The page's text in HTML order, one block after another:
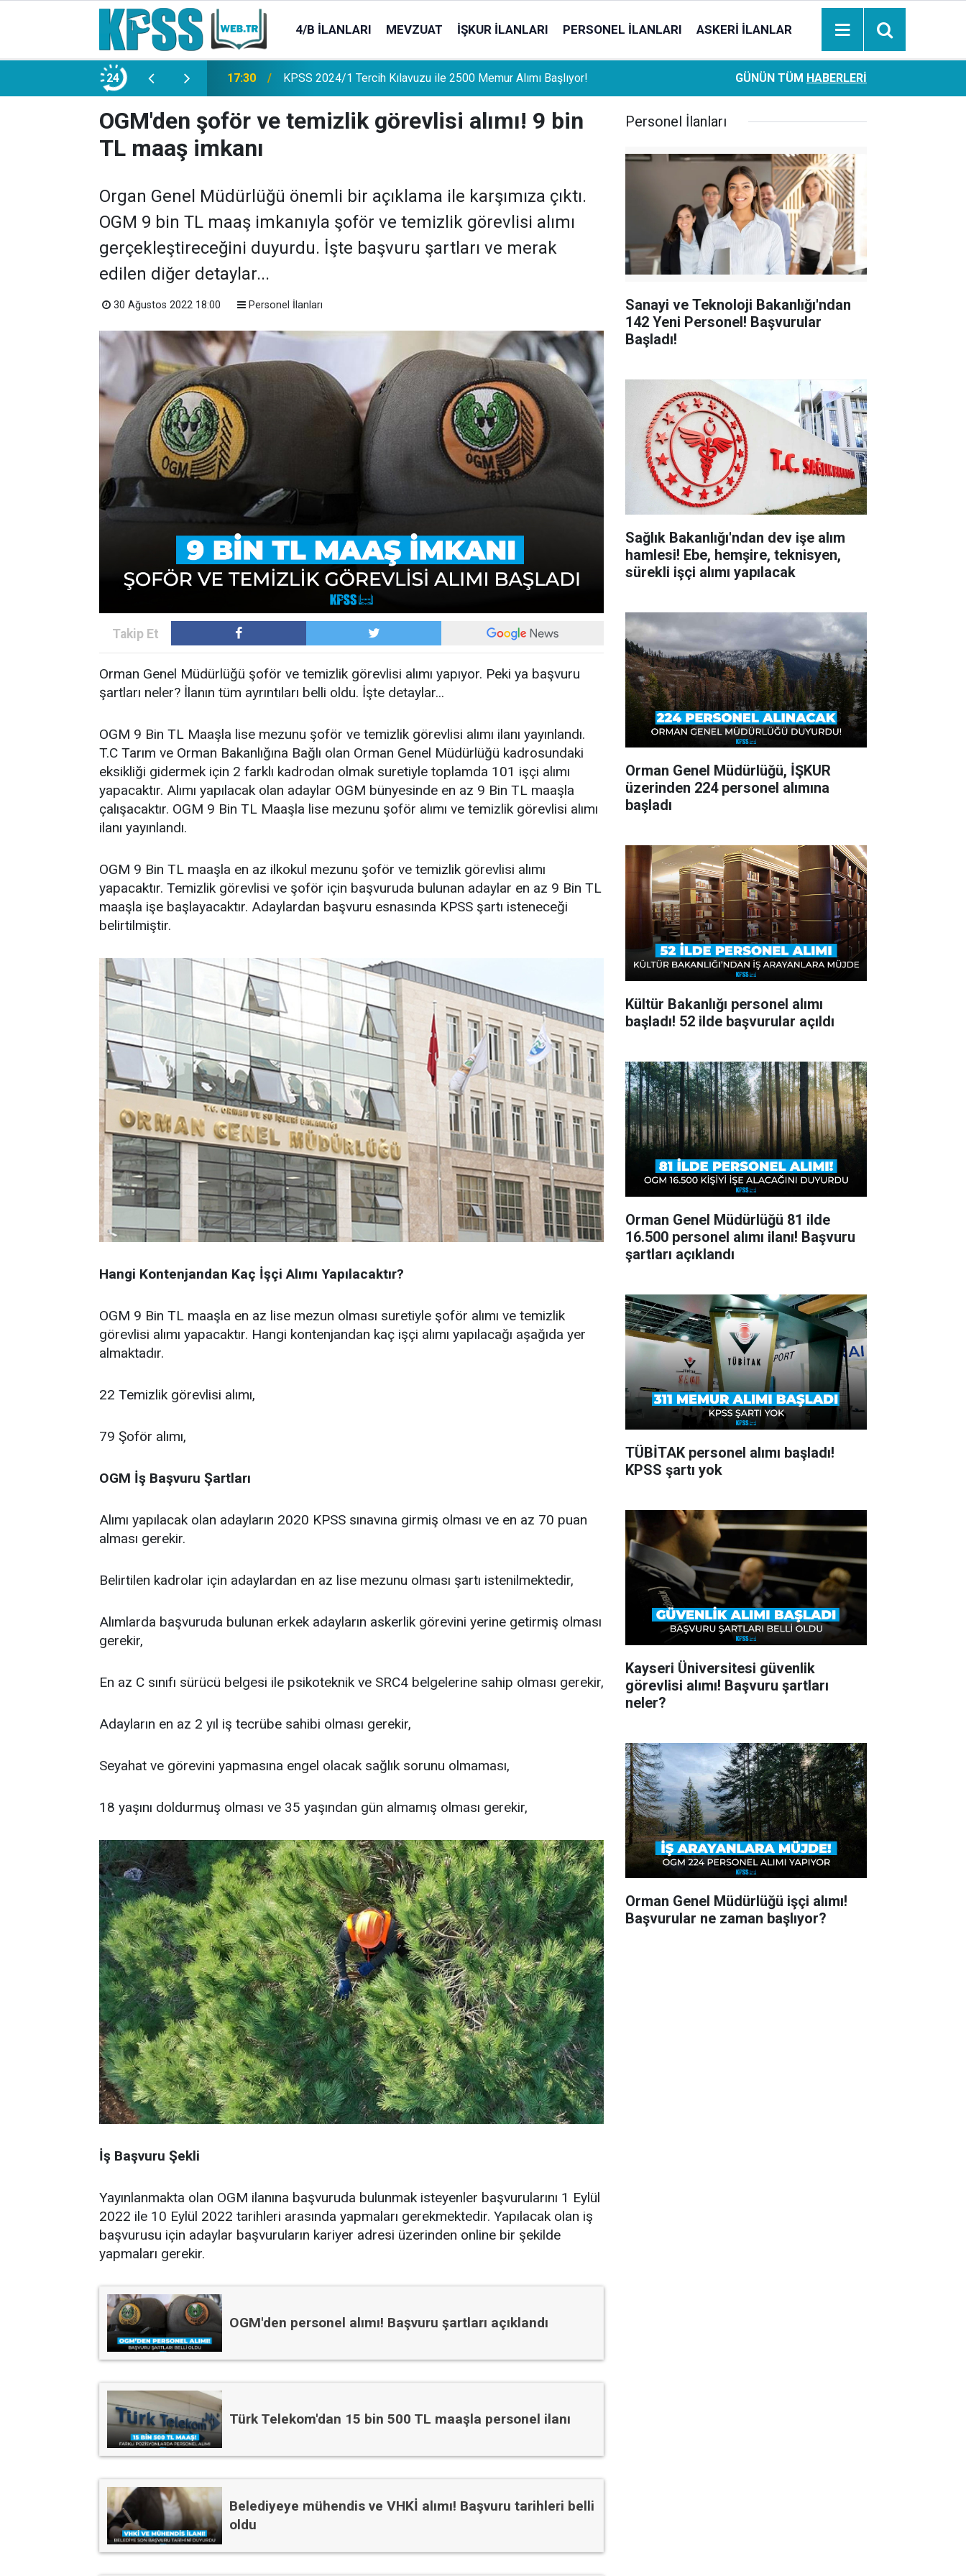
4/B İLANLARI MEVZUAT İŞKUR İLANLARI PERSONEL İLANLARI ASKERI İLANLAR
24
Memur Alımı Başlıyor! 21:20 TL Mevduat Sahipleri İçin Önemli Gelişme: Stopaj Oranları Artıyor!
Ziraat Bankası başvuran emeklilere hemen ödeme
hesaplara geçiyor
GÜNÜN TÜM HABERLERI
OGM'den şoför ve temizlik görevlisi alımı! 9 bin
TL maaş imkanı
Organ Genel Müdürlüğü önemli bir açıklama ile karşımıza çıktı.
OGM 9 bin TL maaş imkanıyla şoför ve temizlik görevlisi alımı
gerçekleştireceğini duyurdu. İşte başvuru şartları ve merak
edilen diğer detaylar...
30 Ağustos 2022 18:00 Personel İlanları
Orman Genel Müdürlüğü şoför ve temizlik görevlisi alımı yapıyor. Peki ya başvuru
şartları neler? İlanın tüm ayrıntıları belli oldu. İşte detaylar...
OGM 9 Bin TL Maaşla lise mezunu şoför ve temizlik görevlisi alımı ilanı yayınlandı.
T.C Tarım ve Orman Bakanlığına Bağlı olan Orman Genel Müdürlüğü kadrosundaki
eksikliği gidermek için 2 farklı kadrodan olmak suretiyle toplamda 101 işçi alımı
yapacaktır. Alımı yapılacak olan adaylar OGM bünyesinde en az 9 Bin TL maaşla
çalışacaktır. OGM 9 Bin TL Maaşla lise mezunu şoför alımı ve temizlik görevlisi alımı
ilanı yayınlandı.
OGM 9 Bin TL maaşla en az ilkokul mezunu şoför ve temizlik görevlisi alımı
yapacaktır. Temizlik görevlisi ve şoför için başvuruda bulunan adaylar en az 9 Bin TL
maaşla işe başlayacaktır. Adaylardan başvuru esnasında KPSS şartı isteneceği
belirtilmiştir.
Hangi Kontenjandan Kaç İşçi Alımı Yapılacaktır?
OGM 9 Bin TL maaşla en az lise mezun olması suretiyle şoför alımı ve temizlik
görevlisi alımı yapacaktır. Hangi kontenjandan kaç işçi alımı yapılacağı aşağıda yer
almaktadır.
22 Temizlik görevlisi alımı,
79 Şoför alımı,
OGM İş Başvuru Şartları
Alımı yapılacak olan adayların 2020 KPSS sınavına girmiş olması ve en az 70 puan
alması gerekir.
Belirtilen kadrolar için adaylardan en az lise mezunu olması şartı istenilmektedir,
Alımlarda başvuruda bulunan erkek adayların askerlik görevini yerine getirmiş olması
gerekir,
En az C sınıfı sürücü belgesi ile psikoteknik ve SRC4 belgelerine sahip olması gerekir,
Adayların en az 2 yıl iş tecrübe sahibi olması gerekir,
Seyahat ve görevini yapmasına engel olacak sağlık sorunu olmaması,
18 yaşını doldurmuş olması ve 35 yaşından gün almamış olması gerekir,
İş Başvuru Şekli
Yayınlanmakta olan OGM ilanına başvuruda bulunmak isteyenler başvurularını 1 Eylül
2022 ile 10 Eylül 2022 tarihleri arasında yapmaları gerekmektedir. Yapılacak olan iş
başvurusu için adaylar başvuruların kariyer adresi üzerinden online bir şekilde
yapmaları gerekir.
OGM'den personel alımı! Başvuru şartları açıklandı
Türk Telekom'dan 15 bin 500 TL maaşla personel ilanı
Belediyeye mühendis ve VHKİ alımı! Başvuru tarihleri belli
oldu
Personel İlanları
Sanayi ve Teknoloji Bakanlığı'ndan
142 Yeni Personel! Başvurular
Başladı!
Sağlık Bakanlığı'ndan dev işe alım
hamlesi! Ebe, hemşire, teknisyen,
sürekli işçi alımı yapılacak
Orman Genel Müdürlüğü, İŞKUR
üzerinden 224 personel alımına
başladı
Kültür Bakanlığı personel alımı
başladı! 52 ilde başvurular açıldı
Orman Genel Müdürlüğü 81 ilde
16.500 personel alımı ilanı! Başvuru
şartları açıklandı
TÜBİTAK personel alımı başladı!
KPSS şartı yok
Kayseri Üniversitesi güvenlik
görevlisi alımı! Başvuru şartları
neler?
Orman Genel Müdürlüğü işçi alımı!
Başvurular ne zaman başlıyor?